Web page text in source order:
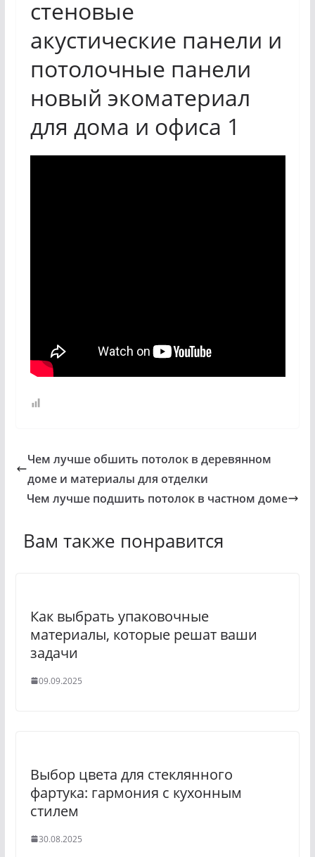
стеновые
акустические панели и
потолочные панели
новый экоматериал
для дома и офиса 1
Чем лучше обшить потолок в деревянном
доме и материалы для отделки
Чем лучше подшить потолок в частном доме
Вам также понравится
Как выбрать упаковочные
материалы, которые решат ваши
задачи
09.09.2025
Выбор цвета для стеклянного
фартука: гармония с кухонным
стилем
30.08.2025